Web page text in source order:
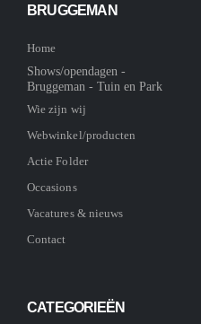
BRUGGEMAN
Home
Shows/opendagen -
Bruggeman - Tuin en Park
Wie zijn wij
Webwinkel/producten
Actie Folder
Occasions
Vacatures & nieuws
Contact
CATEGORIEËN